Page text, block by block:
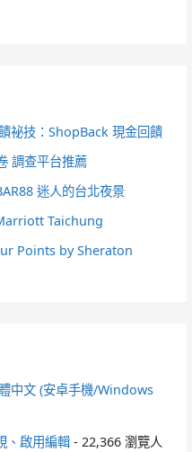
祕技：ShopBack 現金回饋
調查平台推薦
迷人的台北夜景
Taichung
Points by Sheraton
中文 (安卓手機/Windows
、啟用編輯 - 22,366 瀏覽人